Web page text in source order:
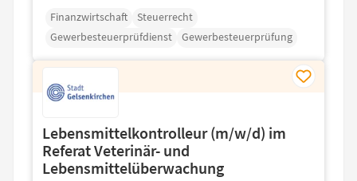
Finanzwirtschaft
Steuerrecht
Gewerbesteuerprüfdienst
Gewerbesteuerprüfung
Lebensmittelkontrolleur (m/w/d) im
Referat Veterinär- und
Lebensmittelüberwachung